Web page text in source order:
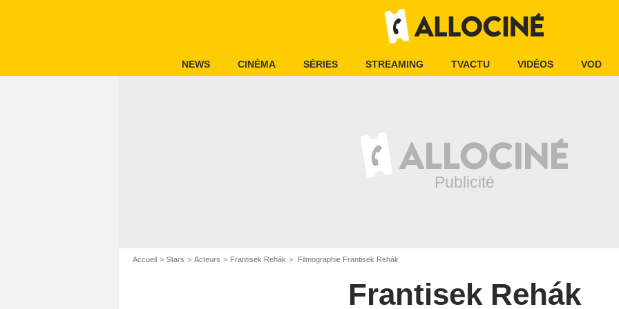
NEWS CINÉMA SÉRIES STREAMING TVACTU VIDÉOS VOD
Accueil Stars Acteurs Frantisek Rehák Filmographie Frantisek Rehák
Frantisek Rehák